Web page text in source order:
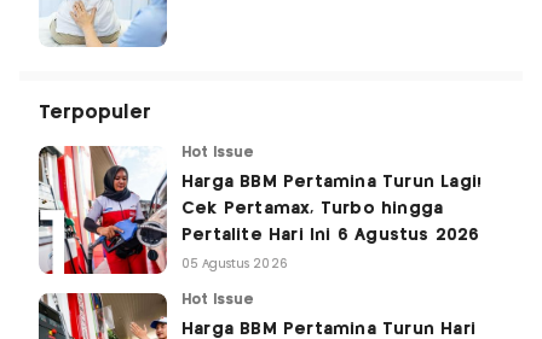
Terpopuler
Hot Issue
Harga BBM Pertamina Turun Lagi!
Cek Pertamax, Turbo hingga
Pertalite Hari Ini 6 Agustus 2026
05 Agustus 2026
Hot Issue
Harga BBM Pertamina Turun Hari